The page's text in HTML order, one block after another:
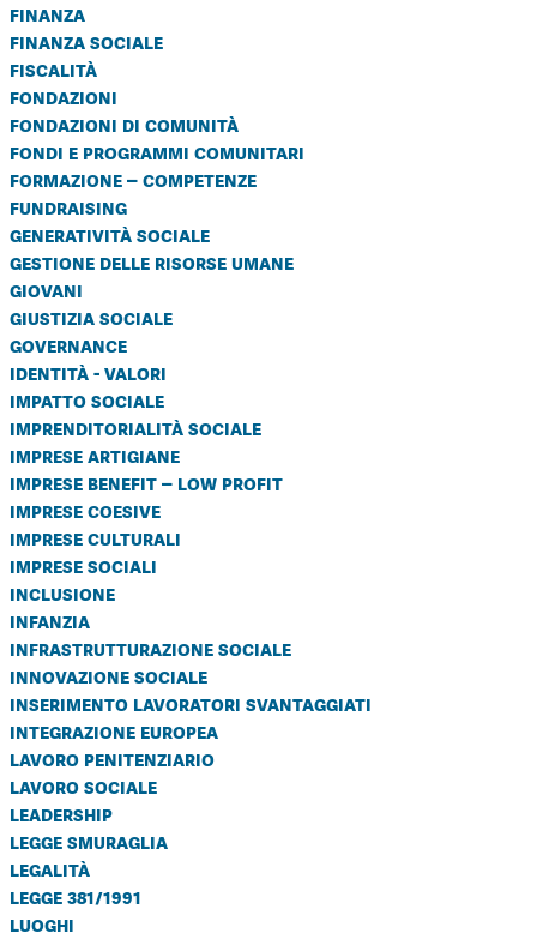
finanza
finanza sociale
fiscalità
fondazioni
fondazioni di comunità
fondi e programmi comunitari
formazione – competenze
fundraising
generatività sociale
gestione delle risorse umane
giovani
giustizia sociale
governance
identità - valori
impatto sociale
imprenditorialità sociale
imprese artigiane
imprese benefit – low profit
imprese coesive
imprese culturali
imprese sociali
inclusione
infanzia
infrastrutturazione sociale
innovazione sociale
inserimento lavoratori svantaggiati
integrazione europea
lavoro penitenziario
lavoro sociale
leadership
legge smuraglia
legalità
legge 381/1991
luoghi